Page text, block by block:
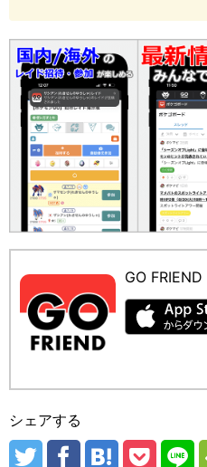
GO FRIEND
シェアする